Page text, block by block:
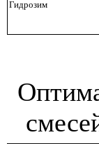
Гидрозим